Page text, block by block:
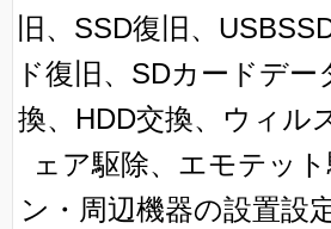
旧、SSD復旧、
ド復旧、SDカードデー
換、HDD交換、ウィル
ェア駆除、エモテッ
ン・周辺機器の設置設